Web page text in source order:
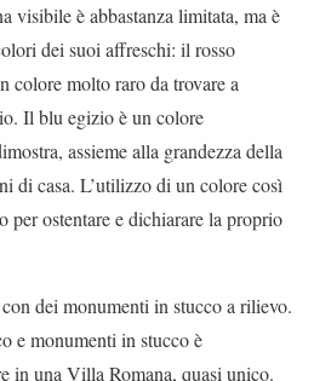
visibile è abbastanza limitata, ma è
dei suoi affreschi: il rosso
colore molto raro da trovare a
Il blu egizio è un colore
assieme alla grandezza della
di casa. L’utilizzo di un colore così
per ostentare e dichiarare la proprio
dei monumenti in stucco a rilievo.
e monumenti in stucco è
in una Villa Romana, quasi unico.